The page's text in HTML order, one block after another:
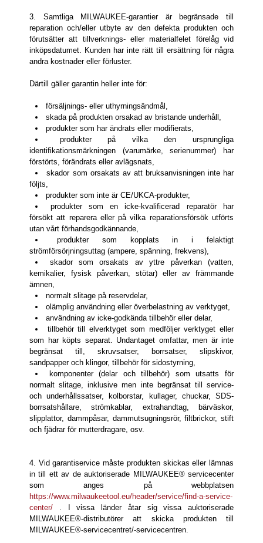
3. Samtliga MILWAUKEE-garantier är begränsade till
reparation och/eller utbyte av den defekta produkten och
förutsätter att tillverknings- eller materialfelet förelåg vid
inköpsdatumet. Kunden har inte rätt till ersättning för några
andra kostnader eller förluster.
Därtill gäller garantin heller inte för:
försäljnings- eller uthyrningsändmål,
skada på produkten orsakad av bristande underhåll,
produkter som har ändrats eller modifierats,
produkter på vilka den ursprungliga
identifikationsmärkningen (varumärke, serienummer) har
förstörts, förändrats eller avlägsnats,
skador som orsakats av att bruksanvisningen inte har
följts,
produkter som inte är CE/UKCA-produkter,
produkter som en icke-kvalificerad reparatör har
försökt att reparera eller på vilka reparationsförsök utförts
utan vårt förhandsgodkännande,
produkter som kopplats in i felaktigt
strömförsörjningsuttag (ampere, spänning, frekvens),
skador som orsakats av yttre påverkan (vatten,
kemikalier, fysisk påverkan, stötar) eller av främmande
ämnen,
normalt slitage på reservdelar,
olämplig användning eller överbelastning av verktyget,
användning av icke-godkända tillbehör eller delar,
tillbehör till elverktyget som medföljer verktyget eller
som har köpts separat. Undantaget omfattar, men är inte
begränsat till, skruvsatser, borrsatser, slipskivor,
sandpapper och klingor, tillbehör för sidostyrning,
komponenter (delar och tillbehör) som utsatts för
normalt slitage, inklusive men inte begränsat till service-
och underhållssatser, kolborstar, kullager, chuckar, SDS-
borrsatshållare, strömkablar, extrahandtag, bärväskor,
slipplattor, dammpåsar, dammutsugningsrör, filtbrickor, stift
och fjädrar för mutterdragare, osv.
4. Vid garantiservice måste produkten skickas eller lämnas
in till ett av de auktoriserade MILWAUKEE® servicecenter
som anges på webbplatsen
https://www.milwaukeetool.eu/header/service/find-a-service-
center/ . I vissa länder åtar sig vissa auktoriserade
MILWAUKEE®-distributörer att skicka produkten till
MILWAUKEE®-servicecentret/-servicecentren.